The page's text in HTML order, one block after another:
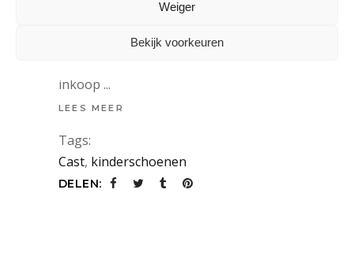
Weiger
Bekijk voorkeuren
STAAN OP DE KIDSDAG IN CAST
inkoop
LEES MEER
Tags:
Cast, kinderschoenen
DELEN: